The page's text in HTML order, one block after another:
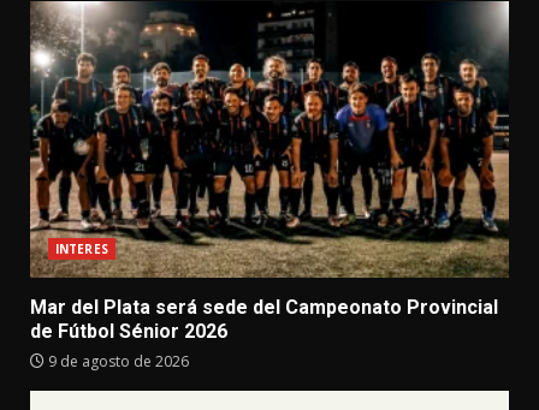
INTERES
Mar del Plata será sede del Campeonato Provincial
de Fútbol Sénior 2026
9 de agosto de 2026